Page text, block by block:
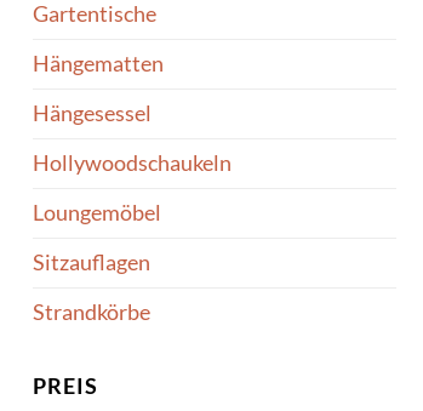
Gartentische
Hängematten
Hängesessel
Hollywoodschaukeln
Loungemöbel
Sitzauflagen
Strandkörbe
PREIS